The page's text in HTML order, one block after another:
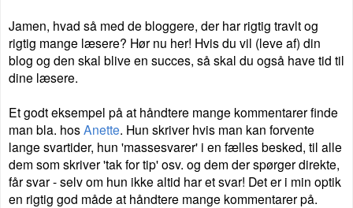
Jamen, hvad så med de bloggere, der har rigtig travlt og
rigtig mange læsere? Hør nu her! Hvis du vil (leve af) din
blog og den skal blive en succes, så skal du også have tid til
dine læsere.
Et godt eksempel på at håndtere mange kommentarer finde
man bla. hosAnette. Hun skriver hvis man kan forvente
lange svartider, hun 'massesvarer' i en fælles besked, til alle
dem som skriver 'tak for tip' osv. og dem der spørger direkte,
får svar - selv om hun ikke altid har et svar! Det er i min optik
en rigtig god måde at håndtere mange kommentarer på.